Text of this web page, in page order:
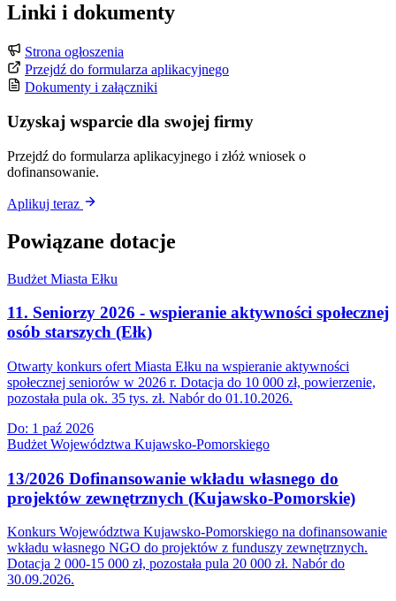
Linki i dokumenty
Strona ogłoszenia
Przejdź do formularza aplikacyjnego
Dokumenty i załączniki
Uzyskaj wsparcie dla swojej firmy
Przejdź do formularza aplikacyjnego i złóż wniosek o
dofinansowanie.
Aplikuj teraz
Powiązane dotacje
Budżet Miasta Ełku
11. Seniorzy 2026 - wspieranie aktywności społecznej
osób starszych (Ełk)
Otwarty konkurs ofert Miasta Ełku na wspieranie aktywności
społecznej seniorów w 2026 r. Dotacja do 10 000 zł, powierzenie,
pozostała pula ok. 35 tys. zł. Nabór do 01.10.2026.
Do: 1 paź 2026
Budżet Województwa Kujawsko-Pomorskiego
13/2026 Dofinansowanie wkładu własnego do
projektów zewnętrznych (Kujawsko-Pomorskie)
Konkurs Województwa Kujawsko-Pomorskiego na dofinansowanie
wkładu własnego NGO do projektów z funduszy zewnętrznych.
Dotacja 2 000-15 000 zł, pozostała pula 20 000 zł. Nabór do
30.09.2026.